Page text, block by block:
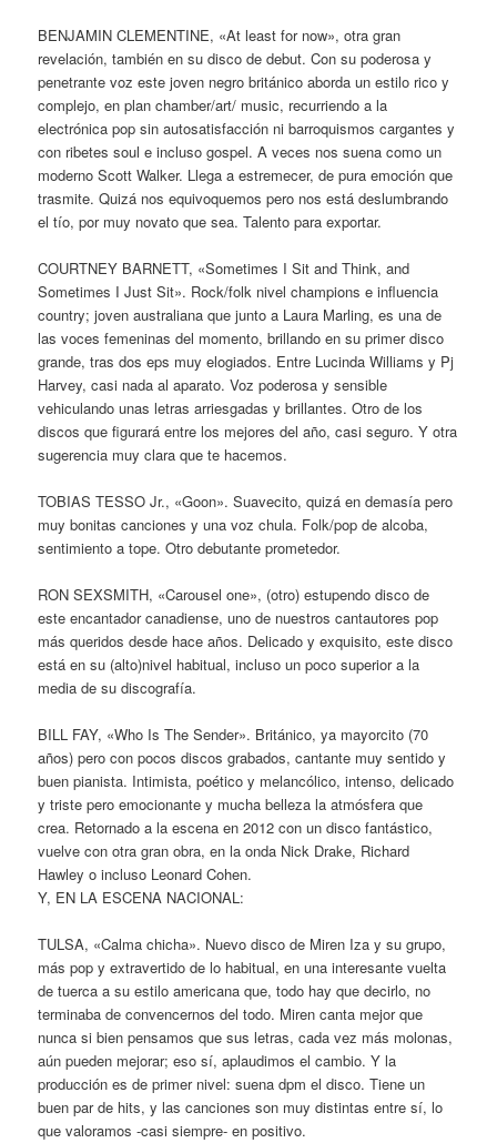
BENJAMIN CLEMENTINE, «At least for now», otra gran
revelación, también en su disco de debut. Con su poderosa y
penetrante voz este joven negro británico aborda un estilo rico y
complejo, en plan chamber/art/ music, recurriendo a la
electrónica pop sin autosatisfacción ni barroquismos cargantes y
con ribetes soul e incluso gospel. A veces nos suena como un
moderno Scott Walker. Llega a estremecer, de pura emoción que
trasmite. Quizá nos equivoquemos pero nos está deslumbrando
el tío, por muy novato que sea. Talento para exportar.
COURTNEY BARNETT, «Sometimes I Sit and Think, and
Sometimes I Just Sit». Rock/folk nivel champions e influencia
country; joven australiana que junto a Laura Marling, es una de
las voces femeninas del momento, brillando en su primer disco
grande, tras dos eps muy elogiados. Entre Lucinda Williams y Pj
Harvey, casi nada al aparato. Voz poderosa y sensible
vehiculando unas letras arriesgadas y brillantes. Otro de los
discos que figurará entre los mejores del año, casi seguro. Y otra
sugerencia muy clara que te hacemos.
TOBIAS TESSO Jr., «Goon». Suavecito, quizá en demasía pero
muy bonitas canciones y una voz chula. Folk/pop de alcoba,
sentimiento a tope. Otro debutante prometedor.
RON SEXSMITH, «Carousel one», (otro) estupendo disco de
este encantador canadiense, uno de nuestros cantautores pop
más queridos desde hace años. Delicado y exquisito, este disco
está en su (alto)nivel habitual, incluso un poco superior a la
media de su discografía.
BILL FAY, «Who Is The Sender». Británico, ya mayorcito (70
años) pero con pocos discos grabados, cantante muy sentido y
buen pianista. Intimista, poético y melancólico, intenso, delicado
y triste pero emocionante y mucha belleza la atmósfera que
crea. Retornado a la escena en 2012 con un disco fantástico,
vuelve con otra gran obra, en la onda Nick Drake, Richard
Hawley o incluso Leonard Cohen.
Y, EN LA ESCENA NACIONAL:
TULSA, «Calma chicha». Nuevo disco de Miren Iza y su grupo,
más pop y extravertido de lo habitual, en una interesante vuelta
de tuerca a su estilo americana que, todo hay que decirlo, no
terminaba de convencernos del todo. Miren canta mejor que
nunca si bien pensamos que sus letras, cada vez más molonas,
aún pueden mejorar; eso sí, aplaudimos el cambio. Y la
producción es de primer nivel: suena dpm el disco. Tiene un
buen par de hits, y las canciones son muy distintas entre sí, lo
que valoramos -casi siempre- en positivo.